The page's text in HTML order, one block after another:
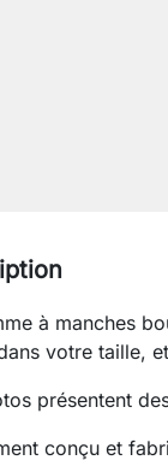
à manches
votre taille,
présentent
conçu et